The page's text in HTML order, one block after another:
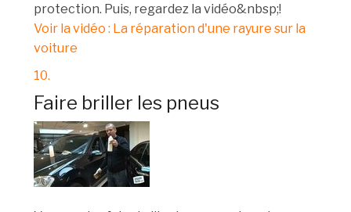
protection. Puis, regardez la vidéo&nbsp;!
Voir la vidéo : La réparation d'une rayure sur la
voiture
10.
Faire briller les pneus